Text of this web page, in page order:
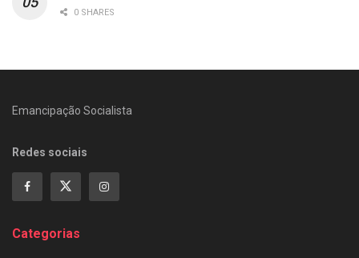
0 SHARES
Emancipação Socialista
Redes sociais
Categorias